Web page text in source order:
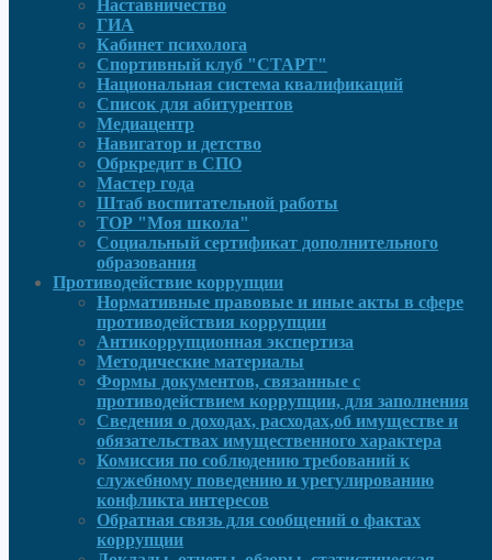
Наставничество
ГИА
Кабинет психолога
Спортивный клуб "СТАРТ"
Национальная система квалификаций
Список для абитурентов
Медиацентр
Навигатор и детство
Обркредит в СПО
Мастер года
Штаб воспитательной работы
ТОР "Моя школа"
Социальный сертификат дополнительного
образования
Противодействие коррупции
Нормативные правовые и иные акты в сфере
противодействия коррупции
Антикоррупционная экспертиза
Методические материалы
Формы документов, связанные с
противодействием коррупции, для заполнения
Сведения о доходах, расходах,об имуществе и
обязательствах имущественного характера
Комиссия по соблюдению требований к
служебному поведению и урегулированию
конфликта интересов
Обратная связь для сообщений о фактах
коррупции